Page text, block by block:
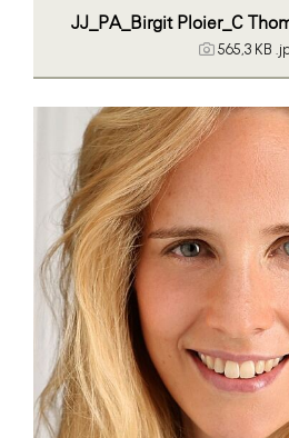
JJ_PA_Birgit Ploier_C
565,3 KB